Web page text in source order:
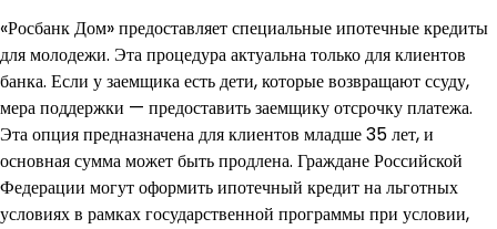
«Росбанк Дом» предоставляет специальные ипотечные кредиты
для молодежи. Эта процедура актуальна только для клиентов
банка. Если у заемщика есть дети, которые возвращают ссуду,
мера поддержки — предоставить заемщику отсрочку платежа.
Эта опция предназначена для клиентов младше 35 лет, и
основная сумма может быть продлена. Граждане Российской
Федерации могут оформить ипотечный кредит на льготных
условиях в рамках государственной программы при условии,